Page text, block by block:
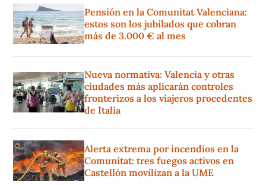
Pensión en la Comunitat Valenciana:
estos son los jubilados que cobran
más de 3.000 € al mes
Nueva normativa: Valencia y otras
ciudades más aplicarán controles
fronterizos a los viajeros procedentes
de Italia
Alerta extrema por incendios en la
Comunitat: tres fuegos activos en
Castellón movilizan a la UME